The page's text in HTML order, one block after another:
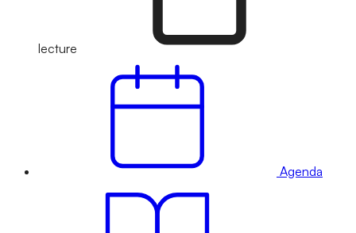
lecture
Agenda